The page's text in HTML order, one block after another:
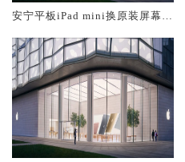
安宁平板iPad mini换原装屏幕服